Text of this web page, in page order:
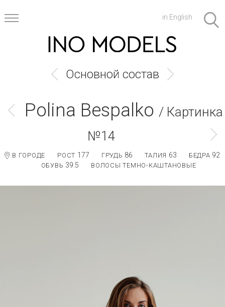
in English
Основной состав
Polina Bespalko / Картинка
№14
В ГОРОДЕ РОСТ 177 ГРУДЬ 86 ТАЛИЯ 63 БЕДРА 92
ОБУВЬ 39.5 ВОЛОСЫ ТЕМНО-КАШТАНОВЫЕ